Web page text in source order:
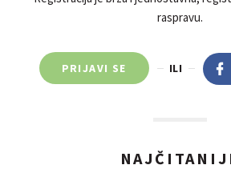
raspravu.
PRIJAVI SE ILI